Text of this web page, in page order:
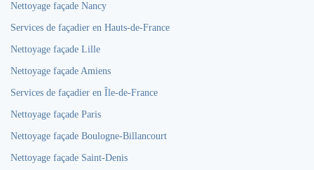
Nettoyage façade Nancy
Services de façadier en Hauts-de-France
Nettoyage façade Lille
Nettoyage façade Amiens
Services de façadier en Île-de-France
Nettoyage façade Paris
Nettoyage façade Boulogne-Billancourt
Nettoyage façade Saint-Denis